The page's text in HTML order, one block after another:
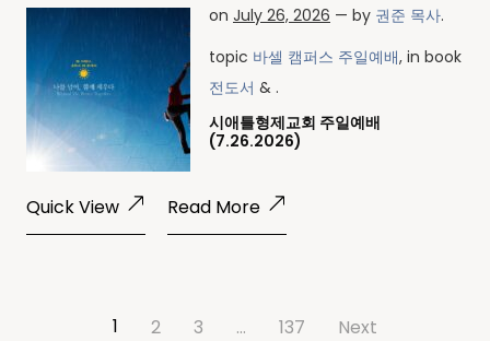
on July 26, 2026 — by 권준 목사.
topic 바셀 캠퍼스 주일예배, in book
전도서 & .
시애틀형제교회 주일예배
(7.26.2026)
Quick View Read More
1 2 3 … 137 Next